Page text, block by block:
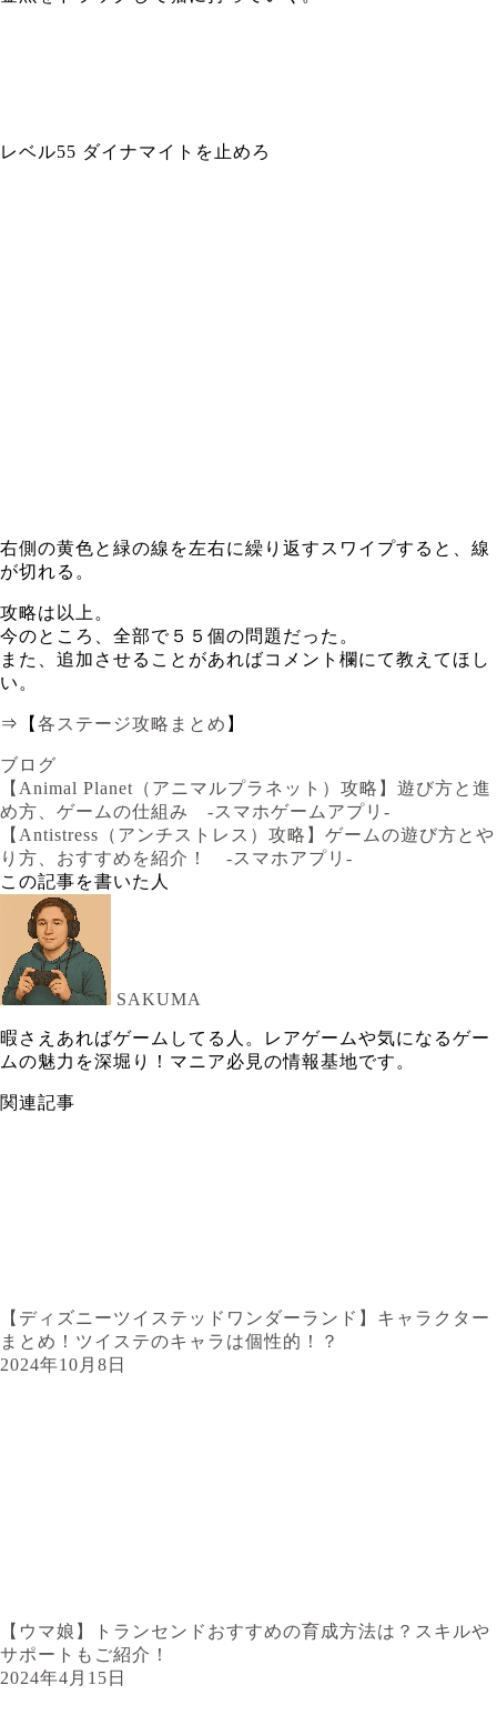
レベル55 ダイナマイトを止めろ
右側の黄色と緑の線を左右に繰り返すスワイプすると、線
が切れる。
攻略は以上。
今のところ、全部で５５個の問題だった。
また、追加させることがあればコメント欄にて教えてほし
い。
⇒【 各ステージ攻略まとめ 】
ブログ
【Animal Planet（アニマルプラネット）攻略】遊び方と進
め方、ゲームの仕組み -スマホゲームアプリ-
【Antistress（アンチストレス）攻略】ゲームの遊び方とや
り方、おすすめを紹介！ -スマホアプリ-
この記事を書いた人
SAKUMA
暇さえあればゲームしてる人。レアゲームや気になるゲー
ムの魅力を深堀り！マニア必見の情報基地です。
関連記事
【ディズニーツイステッドワンダーランド】キャラクター
まとめ！ツイステのキャラは個性的！？
2024年10月8日
【ウマ娘】トランセンドおすすめの育成方法は？スキルや
サポートもご紹介！
2024年4月15日